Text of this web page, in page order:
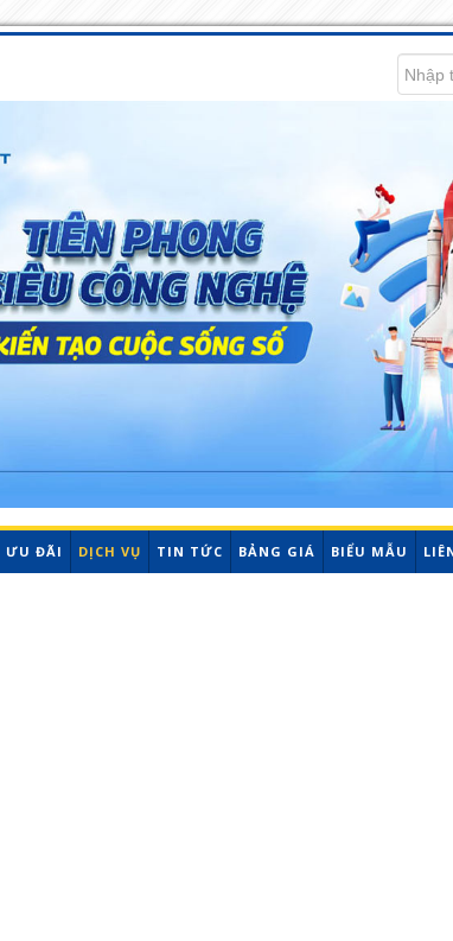
ƯU ĐÃI DỊCH VỤ TIN TỨC BẢNG GIÁ BIỂU MẪU